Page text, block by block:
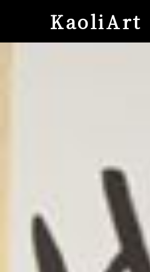
KaoliArt